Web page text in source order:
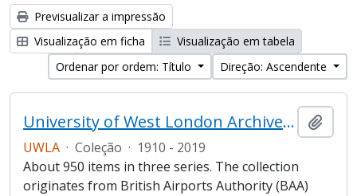
Previsualizar a impressão
Visualização em ficha
Visualização em tabela
Ordenar por ordem: Título
Direção: Ascendente
University of West London Archive/Heathrow Archive
UWLA · Coleção · 1910 - 2019
About 950 items in three series. The collection
originates from British Airports Authority (BAA)